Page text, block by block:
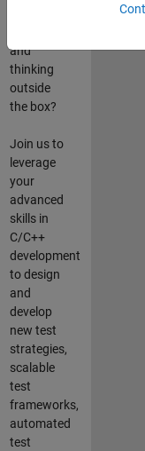
and
thinking
outside
the box?
Join us to
leverage
your
advanced
skills in
C/C++
development
to design
and
develop
new test
strategies,
scalable
test
frameworks,
automated
test